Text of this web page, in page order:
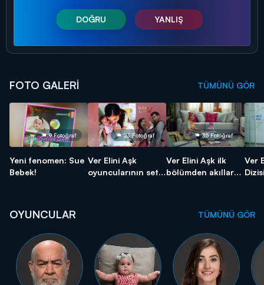
DOĞRU YANLIŞ
FOTO GALERİ TÜMÜNÜ GÖR
9 Fotoğraf
Yeni fenomen: Sue
Bebek!
23 Fotoğraf
Ver Elini Aşk
oyuncularının set
35 Fotoğraf
Ver Elini Aşk ilk
bölümden akıllarda
Ver
OYUNCULAR TÜMÜNÜ GÖR